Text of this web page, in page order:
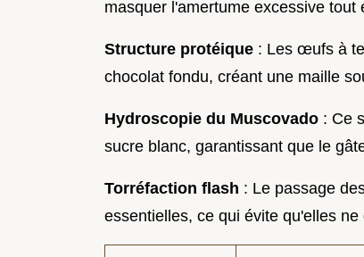
masquer l'amertume excessive
Structure protéique : Les œufs à
chocolat fondu, créant une maille
Hydroscopie du Muscovado : Ce
sucre blanc, garantissant que le
Torréfaction flash : Le passage
essentielles, ce qui évite qu'elles